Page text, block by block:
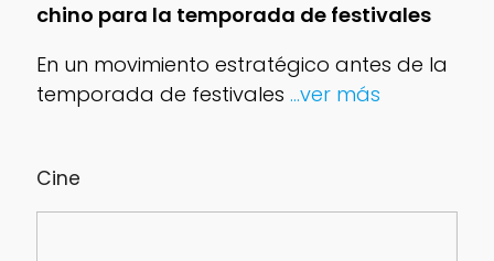
Cine
chino para la temporada de festivales
En un movimiento estratégico antes de la
temporada de festivales ...ver más